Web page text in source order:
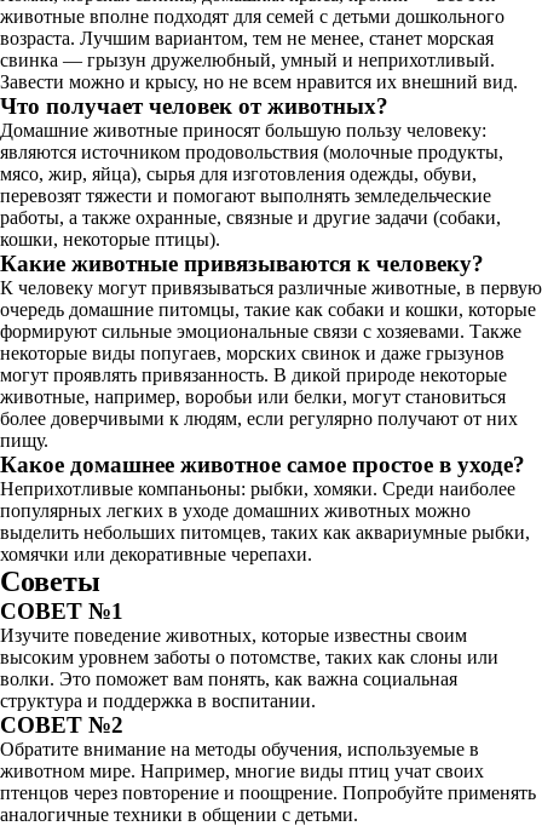
животные вполне подходят для семей с детьми дошкольного
возраста. Лучшим вариантом, тем не менее, станет морская
свинка — грызун дружелюбный, умный и неприхотливый.
Завести можно и крысу, но не всем нравится их внешний вид.
Что получает человек от животных?
Домашние животные приносят большую пользу человеку:
являются источником продовольствия (молочные продукты,
мясо, жир, яйца), сырья для изготовления одежды, обуви,
перевозят тяжести и помогают выполнять земледельческие
работы, а также охранные, связные и другие задачи (собаки,
кошки, некоторые птицы).
Какие животные привязываются к человеку?
К человеку могут привязываться различные животные, в первую
очередь домашние питомцы, такие как собаки и кошки, которые
формируют сильные эмоциональные связи с хозяевами. Также
некоторые виды попугаев, морских свинок и даже грызунов
могут проявлять привязанность. В дикой природе некоторые
животные, например, воробьи или белки, могут становиться
более доверчивыми к людям, если регулярно получают от них
пищу.
Какое домашнее животное самое простое в уходе?
Неприхотливые компаньоны: рыбки, хомяки. Среди наиболее
популярных легких в уходе домашних животных можно
выделить небольших питомцев, таких как аквариумные рыбки,
хомячки или декоративные черепахи.
Советы
СОВЕТ №1
Изучите поведение животных, которые известны своим
высоким уровнем заботы о потомстве, таких как слоны или
волки. Это поможет вам понять, как важна социальная
структура и поддержка в воспитании.
СОВЕТ №2
Обратите внимание на методы обучения, используемые в
животном мире. Например, многие виды птиц учат своих
птенцов через повторение и поощрение. Попробуйте применять
аналогичные техники в общении с детьми.